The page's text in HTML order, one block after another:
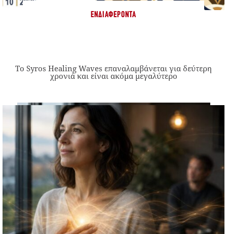
ΕΝΔΙΑΦΈΡΟΝΤΑ
Το Syros Healing Waves επαναλαμβάνεται για δεύτερη
χρονιά και είναι ακόμα μεγαλύτερο